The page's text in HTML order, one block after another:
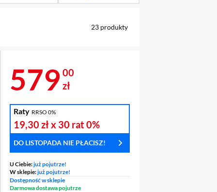
23 produkty
Cena 579 zł
579 00
zł
Raty RRSO 0%
19,30 złx 30 rat0%
DO LISTOPADA NIE PŁACISZ!
U Ciebie:już pojutrze!
W sklepie:już pojutrze!
Dostępność w sklepie
Darmowa dostawa pojutrze